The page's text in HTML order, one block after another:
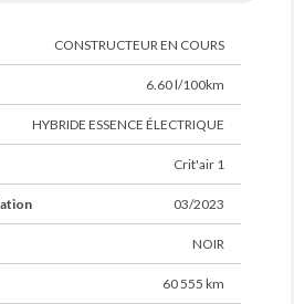
CONSTRUCTEUR EN COURS
6.60 l/100km
HYBRIDE ESSENCE ÉLECTRIQUE
Crit'air 1
03/2023
NOIR
60 555 km